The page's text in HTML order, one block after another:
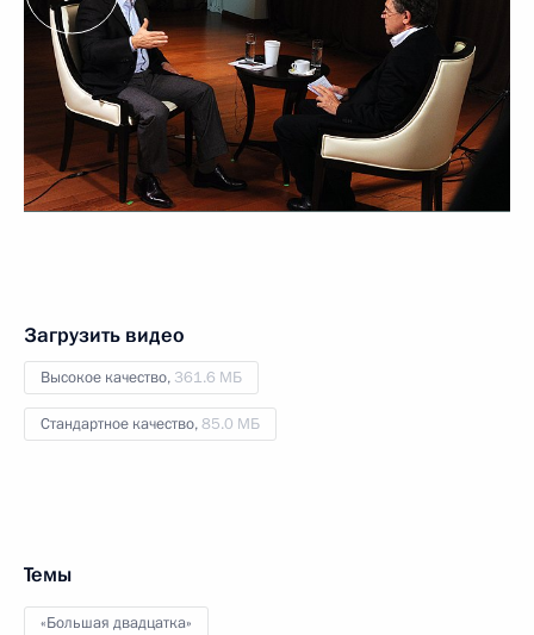
Загрузить видео
Высокое качество, 361.6 МБ
Стандартное качество,85.0 МБ
Темы
«Большая двадцатка»